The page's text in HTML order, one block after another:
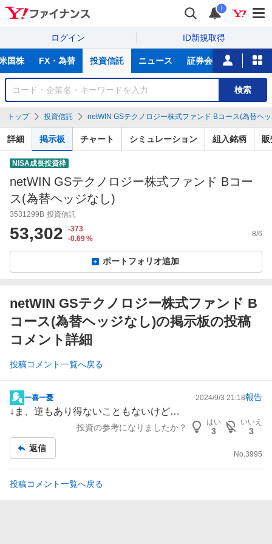
i
ログイン ID新規取得
主
な
サ
国株 FX・為替 投資信託 ニュース 証券会社比較 NISA
銘
検
索
検索
トップ 投資信託 netWIN GSテクノロジー株式ファンド Bコース(為替ヘ
詳細 掲示板 チャート シミュレーション 組入銘柄
NISA成長投資枠
netWIN GSテクノロジー株式ファンド Bコー
ス(為替ヘッジなし)
3531299B 投資信託
53,302
-373
-0.69%
8/6
ポートフォリオ追加
netWIN GSテクノロジー株式ファンド B
コース(為替ヘッジなし)の掲示板の投稿
コメント詳細
投稿コメント一覧へ戻る
掲
示
事
一喜一憂 2024/9/3 21:18報告
↓ま、逆もあり得ないこともないけど…
投資の参考になりましたか？
はい
3
いいえ
3
返信
No.3995
投稿コメント一覧へ戻る